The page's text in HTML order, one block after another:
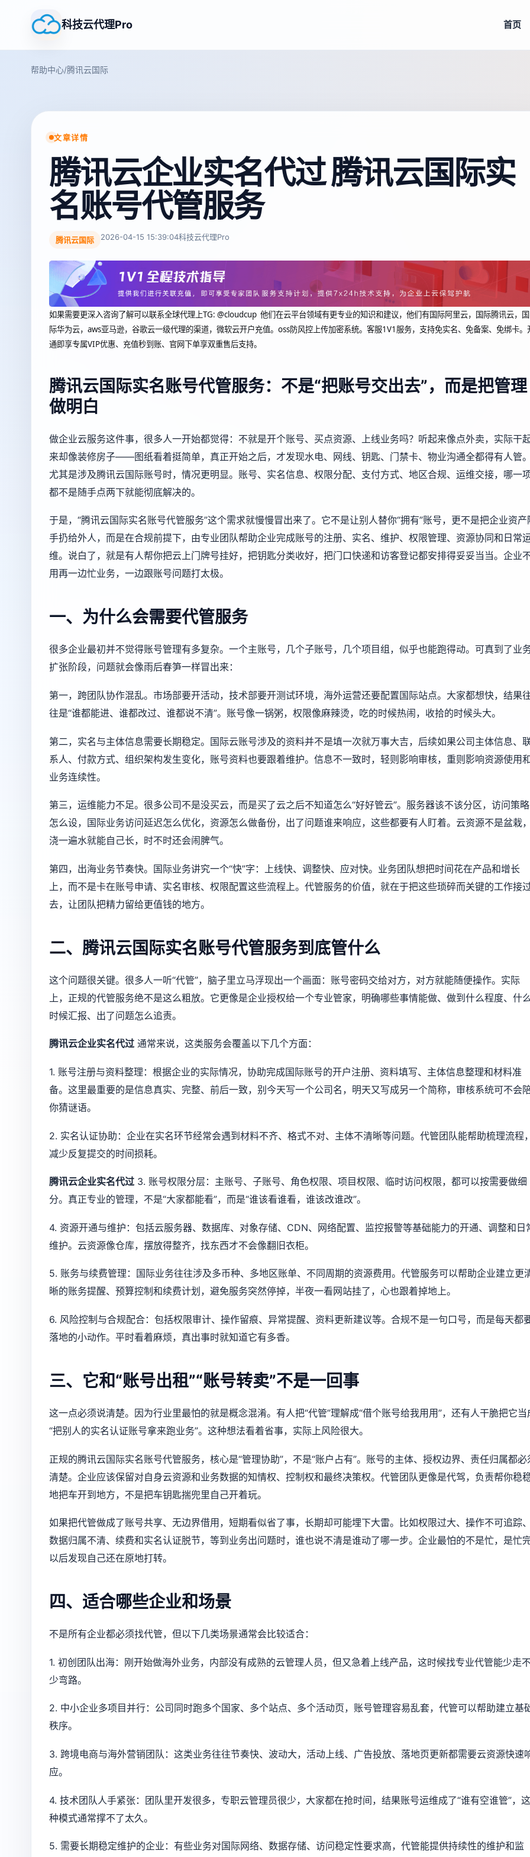
科技云代理Pro 首页
帮助中心/腾讯云国际
文章详情
腾讯云企业实名代过 腾讯云国际实
名账号代管服务
腾讯云国际 2026-04-15 15:39:04科技云代理Pro
如果需要更深入咨询了解可以联系全球代理上TG: @cloudcup 他们在云平台领域有更专业的知识和建议，他们有国际阿里云，国际腾讯云，国
际华为云，aws亚马逊，谷歌云一级代理的渠道，微软云开户充值。oss防风控上传加密系统。客服1V1服务，支持免实名、免备案、免绑卡。
通即享专属VIP优惠、充值秒到账、官网下单享双重售后支持。
腾讯云国际实名账号代管服务：不是“把账号交出去”，而是把管理
做明白
做企业云服务这件事，很多人一开始都觉得：不就是开个账号、买点资源、上线业务吗？听起来像点外卖，实际干
来却像装修房子——图纸看着挺简单，真正开始之后，才发现水电、网线、钥匙、门禁卡、物业沟通全都得有人管。
尤其是涉及腾讯云国际账号时，情况更明显。账号、实名信息、权限分配、支付方式、地区合规、运维交接，哪一
都不是随手点两下就能彻底解决的。
于是，“腾讯云国际实名账号代管服务”这个需求就慢慢冒出来了。它不是让别人替你“拥有”账号，更不是把企业资产
手扔给外人，而是在合规前提下，由专业团队帮助企业完成账号的注册、实名、维护、权限管理、资源协同和日常
维。说白了，就是有人帮你把云上门牌号挂好，把钥匙分类收好，把门口快递和访客登记都安排得妥妥当当。企业
用再一边忙业务，一边跟账号问题打太极。
一、为什么会需要代管服务
很多企业最初并不觉得账号管理有多复杂。一个主账号，几个子账号，几个项目组，似乎也能跑得动。可真到了业
扩张阶段，问题就会像雨后春笋一样冒出来：
第一，跨团队协作混乱。市场部要开活动，技术部要开测试环境，海外运营还要配置国际站点。大家都想快，结果
往是“谁都能进、谁都改过、谁都说不清”。账号像一锅粥，权限像麻辣烫，吃的时候热闹，收拾的时候头大。
第二，实名与主体信息需要长期稳定。国际云账号涉及的资料并不是填一次就万事大吉，后续如果公司主体信息、
系人、付款方式、组织架构发生变化，账号资料也要跟着维护。信息不一致时，轻则影响审核，重则影响资源使用
业务连续性。
第三，运维能力不足。很多公司不是没买云，而是买了云之后不知道怎么“好好管云”。服务器该不该分区，访问策略
怎么设，国际业务访问延迟怎么优化，资源怎么做备份，出了问题谁来响应，这些都要有人盯着。云资源不是盆栽，
浇一遍水就能自己长，时不时还会闹脾气。
第四，出海业务节奏快。国际业务讲究一个“快”字：上线快、调整快、应对快。业务团队想把时间花在产品和增长
上，而不是卡在账号申请、实名审核、权限配置这些流程上。代管服务的价值，就在于把这些琐碎而关键的工作接
去，让团队把精力留给更值钱的地方。
二、腾讯云国际实名账号代管服务到底管什么
这个问题很关键。很多人一听“代管”，脑子里立马浮现出一个画面：账号密码交给对方，对方就能随便操作。实际
上，正规的代管服务绝不是这么粗放。它更像是企业授权给一个专业管家，明确哪些事情能做、做到什么程度、什
时候汇报、出了问题怎么追责。
腾讯云企业实名代过 通常来说，这类服务会覆盖以下几个方面：
1. 账号注册与资料整理：根据企业的实际情况，协助完成国际账号的开户注册、资料填写、主体信息整理和材料准
备。这里最重要的是信息真实、完整、前后一致，别今天写一个公司名，明天又写成另一个简称，审核系统可不会
你猜谜语。
2. 实名认证协助：企业在实名环节经常会遇到材料不齐、格式不对、主体不清晰等问题。代管团队能帮助梳理流程，
减少反复提交的时间损耗。
腾讯云企业实名代过 3. 账号权限分层：主账号、子账号、角色权限、项目权限、临时访问权限，都可以按需要做细
分。真正专业的管理，不是“大家都能看”，而是“谁该看谁看，谁该改谁改”。
4. 资源开通与维护：包括云服务器、数据库、对象存储、CDN、网络配置、监控报警等基础能力的开通、调整和日
维护。云资源像仓库，摆放得整齐，找东西才不会像翻旧衣柜。
5. 账务与续费管理：国际业务往往涉及多币种、多地区账单、不同周期的资源费用。代管服务可以帮助企业建立更
晰的账务提醒、预算控制和续费计划，避免服务突然停掉，半夜一看网站挂了，心也跟着掉地上。
6. 风险控制与合规配合：包括权限审计、操作留痕、异常提醒、资料更新建议等。合规不是一句口号，而是每天都
落地的小动作。平时看着麻烦，真出事时就知道它有多香。
三、它和“账号出租”“账号转卖”不是一回事
这一点必须说清楚。因为行业里最怕的就是概念混淆。有人把“代管”理解成“借个账号给我用用”，还有人干脆把它当
“把别人的实名认证账号拿来跑业务”。这种想法看着省事，实际上风险很大。
正规的腾讯云国际实名账号代管服务，核心是“管理协助”，不是“账户占有”。账号的主体、授权边界、责任归属都必
清楚。企业应该保留对自身云资源和业务数据的知情权、控制权和最终决策权。代管团队更像是代驾，负责帮你稳
地把车开到地方，不是把车钥匙揣兜里自己开着玩。
如果把代管做成了账号共享、无边界借用，短期看似省了事，长期却可能埋下大雷。比如权限过大、操作不可追踪、
数据归属不清、续费和实名认证脱节，等到业务出问题时，谁也说不清是谁动了哪一步。企业最怕的不是忙，是忙
以后发现自己还在原地打转。
四、适合哪些企业和场景
不是所有企业都必须找代管，但以下几类场景通常会比较适合：
1. 初创团队出海：刚开始做海外业务，内部没有成熟的云管理人员，但又急着上线产品，这时候找专业代管能少走
少弯路。
2. 中小企业多项目并行：公司同时跑多个国家、多个站点、多个活动页，账号管理容易乱套，代管可以帮助建立基
秩序。
3. 跨境电商与海外营销团队：这类业务往往节奏快、波动大，活动上线、广告投放、落地页更新都需要云资源快速
应。
4. 技术团队人手紧张：团队里开发很多，专职云管理员很少，大家都在抢时间，结果账号运维成了“谁有空谁管”，这
种模式通常撑不了太久。
5. 需要长期稳定维护的企业：有些业务对国际网络、数据存储、访问稳定性要求高，代管能提供持续性的维护和监